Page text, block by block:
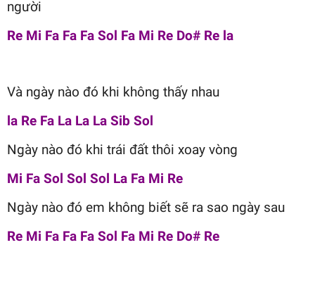
người
Re Mi Fa Fa Fa Sol Fa Mi Re Do# Re la
Và ngày nào đó khi không thấy nhau
la Re Fa La La La Sib Sol
Ngày nào đó khi trái đất thôi xoay vòng
Mi Fa Sol Sol Sol La Fa Mi Re
Ngày nào đó em không biết sẽ ra sao ngày sau
Re Mi Fa Fa Fa Sol Fa Mi Re Do# Re